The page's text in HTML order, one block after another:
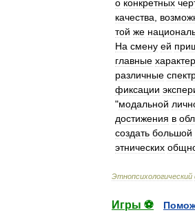
о конкретных
качества
той же
На смену ей
главные
различные
фиксации
"модальной
достижения в
создать большой
этнических
Этнопсихологический
Игры ⚽